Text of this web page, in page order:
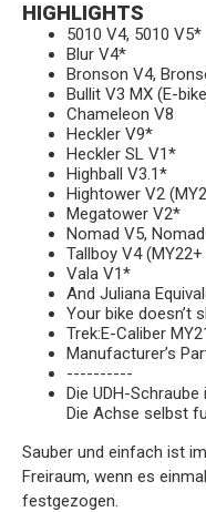
HIGHLIGHTS
5010 V4, 5010 V5*
Blur V4*
Bronson V4,
Bullit V3 MX (E-
Chameleon V8
Heckler V9*
Heckler SL V1*
Highball V3.1*
Hightower V2
Megatower V2*
Nomad V5,
Tallboy V4
Vala V1*
And Juliana
Your bike doesn’t
Trek:E-Caliber
Manufacturer’s
----------
Die UDH-
Die Achse selbst
Sauber und einfach ist
Freiraum, wenn es
festgezogen.